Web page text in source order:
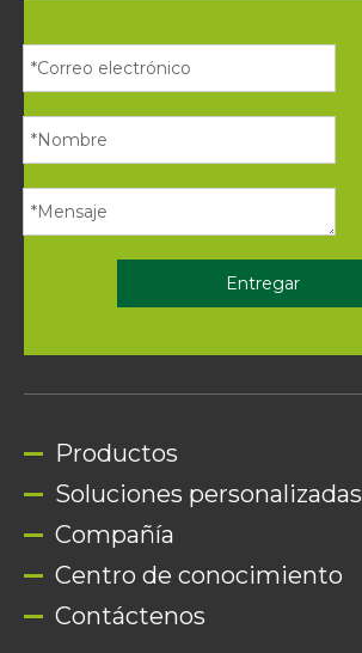
Entregar
Productos
Soluciones personalizadas
Compañía
Centro de conocimiento
Contáctenos